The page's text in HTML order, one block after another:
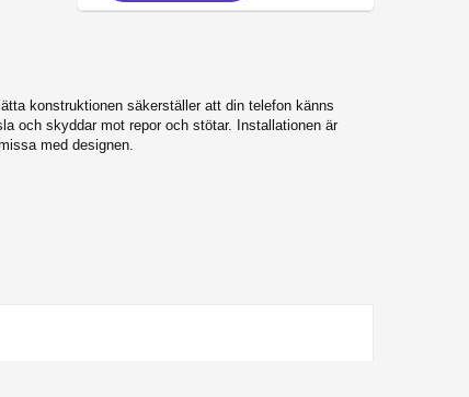
konstruktionen säkerställer att din telefon känns
och skyddar mot repor och stötar. Installationen är
med designen.